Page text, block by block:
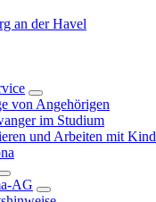
an der Havel
von Angehörigen
im Studium
und Arbeiten mit Kind
AG